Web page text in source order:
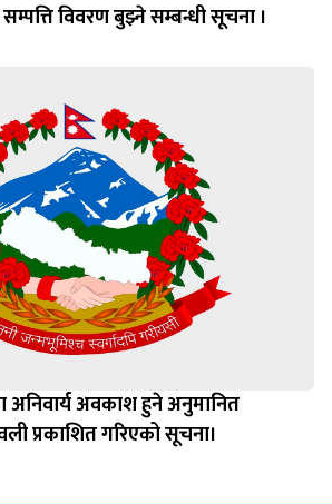
विवरण बुझ्ने सम्बन्धी सूचना ।
अवकाश हुने अनुमानित
प्रकाशित गरिएको सूचना।